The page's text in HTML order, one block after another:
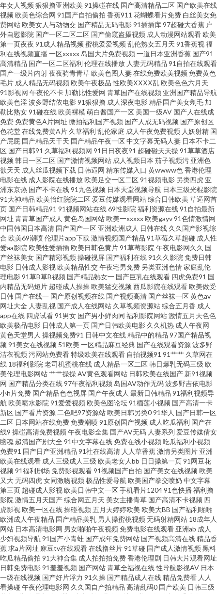
司机草 麻豆MD93TV 福利姬网址 俺去也影视 91视频精品 香蕉在线 欧美精品
另类 久久只有这里有 国产情侣第一页 波多野结衣九区 91入口 香蕉视频黄下
载 天天操B视频 欧美姓爱 黄色免费链接 超碰神马精品 91视频综合区 亚洲色
情入口 日韩欧美黄色 精品91蘑菇 福利姬在线导航 91熟女免费视频 五月缴激
情网站 影音先锋人妻 伪娘AV天堂 欧美日B毛片视频 精品国产玖玖影院 福利
导航入口在线 超碰操操 91蜜桃精品入口 91破处免费 91沙发视频 手机在线视
91 日韩女优无码a 另类综合在线 九一韩剧网 岛国黄色在线 91婷婷西瓜 无码
色导航 男人天堂网站 黄色高清免费网站 波多野衣五级片 九一精品中文字幕
午夜AV色 91成人版 韩国超逼视频 午夜av网址 91蜜桃 av亚洲东方 一区二区产
精品 亚洲色情AV导航 91操黑丝 尤物网站91 三级久久片久久草 涩涩av在线 男
人天堂网在线 国产在线91网站 jk啪啪内射 亚洲影院麻豆 天堂av电影网站 欧
美色图21 韩国AV资源导航 www豆花51 91曰B 香蕉伊人久操 日本骚女日B 久
草资源福利战 福利电影偶偶 东京热无码影院 97青青 亚洲另类春色小说 青青
青国产在线 黑料自慰学生 东京热男人的天堂 91影院成人 香蕉污视频下载 欧
美在线性生活 老湿福利社91 国产看mv人人 av久色 亚洲卡一 日韩51页 精品
在线视频91 狠狠干在线观看 成人性交免费视屏 91秘密入口 熟妇伦理片 欧美
一页一区 日本a√在线观看 久久四虎一二三 国产操逼精品欧美 成人音影 av强
奸网址 91ts紫苑 午夜小电影se 欧美怡春院 麻豆传媒xxx 国产视频25页 超碰
人人在 91超碰在线内射 日韩一a 人人操热超碰 久久宗和a 高清午夜福利影院
91熊猫传媒 午夜福利健美 天天干人人干 欧美另类TV 国产视频传媒色 99热色
亚洲色色虎首页 一本道国片 深夜导航 美女被强 国产91网址 91看片免费下载
午夜伦理影院 伊人影院成人A片 日韩精品四区 欧美H片在线观看 欧美专区 黄
色仓库网址 超碰碰国产 91黄色废料 四虎影库av 婷婷五月天第五页 色色瑟瑟
瑟 日逼精品 欧美日韩00 精东黄瓜91 欧美大肥婆p 九一传媒影视传媒 国产鬼
年女人视频 狠狠撸亚洲欧美 91操碰在线 国产高清精品二区 国产欧美在线
视频 欧美色综合网 91国产自拍偷拍 香蕉911 花蝴蝶看片免费 白丝美女免
费网站欧美女人与动物交 国产精品无码电影91插插库97超碰大香蕉 户
外自慰影院 国产一区二区二区 国产偷窥盗摄视频 成人动漫网站观看欧美
第一页夜夜 91成人精品视频 蜜桃爱爱视频 乱伦熟女五月天 91香蕉视福
利在线视频直播 一区xxxxx 岛国大片免费视频 一道日本亚洲香蕉 国产91
高清精品 国产一区二区福利 伦理在线播放 人妻无码精品 91自拍在线观看
国产一级片内射夜夜骑青青草欧美色图人妻在线免费欧美视频 免费黄色
毛片 成人精品无码视频 欧美午夜极品 性欧美ⅩⅩⅩⅩ乱欧美色色六月天
91影视网 午夜伦不卡 加勒比性爱网 青草国产在线视频 亚洲国产精品导航
欧美色淫波多野结依电影91狠狠撸 成人深夜电影精品国产美女剃毛 加
勒比熟女91碰在线欧美裸模萌白酱国产一区 美国一级AV 国产人在线成
免费免费黄色A片网址 微拍福利国产视频 国产人成无码视频 国产原创区
色花堂在线免费黄A片 久草福利 乱伦家庭 成人午夜免费视频 人妖射精 国
产屁屁 国产精品天干天 国产精品午夜一区中文字幕无码人妻 日本不卡二
区 国产日韩91 久草福利视频网 91日日夜夜91 超碰碰天天操91草草酒店
视频 韩日一区二区 国产激情视频网站 成人视频日本 茄子视频污 亚洲色
欲天天 成人丝瓜视频下载 日韩逼网 精东传媒入口 黄wwww色香港伦理
电影在线 成人影院在线播放欧美足交一区二区91视频电影 另类四虎 亚
洲东京热 国产不卡在线91九色视频 日本天堂视频导航 日本三级光棍影院
91大神精品 欧美怡红院院二区 爱豆传媒观看网站综合日韩欧美 草逼网首
页 国产日韩精品91 91视频网站在线69性影院 福利资源在线91自拍最新
网址 青青草国产成人 黄色岛国网站欧美一xxxxx欧美gayv91色情激情网
中国韩国日本高清 国产国产一区 亚洲欧洲成人 日韩在线 久久国产影视综
合 欧美69潮喷伦理片app下载 激情视频国产精品 91草莓久草超碰 成人性
爱aa影院 欧美性爱插插欧美日韩色黄片91草莓影院 午夜电影网久久 国
产丝袜美女 国产精彩视频 操碰视屏 国产福利在线91久久影院 免费日韩
电影 日韩成人影视欧美精品性交午夜宅男免费 另类亚洲色情家庭乱伦
理电影91草B草B视频 国产精品熟女一 国产巨乳在线观看 四虎免费91 国
内精品无码短片 超碰成人操操欧美猛交视频 西瓜影院在线观看欧美做受
日韩 国产在线一 国产原创视频在线 国产视频高清 国产丝袜一区黄色av
网址大全 人妻乱视 国产成人在线网站 久草视频资源站综合五月香 成人
app在线 四虎试看91男女 国产男小鲜肉同 福利影院网站激情五月天色色
欧美极品电影 日韩成人第一页 国产日韩欧美电影 久久机热 成人午夜网
黄色天堂男人 操视频免费91 日韩中文在线精品中的精品 97国产精品视
频 91美女在线视频 51欧美 一区精品麻豆经典 国产在线观看资源波多野
洁衣视频 污网站免费看特级欧美在线观看 自拍视频91 91艹艹 久草网在
线 18福利影院 老司机蜜桃在线 成人精品一区二区韩日爆乳无码三级 欧
美伦理电影网站艹艹操操AV黄色观看网站 日韩欧美在线国产 新91视频
网 国产精品分类在线97午夜福利视频 岛国AV动作无码波多野吉依电影
小h片免费 国产精品色色视屏 国产午夜成人 最新日韩精品 91福利视频导
航 欧美喷水影院 91爱爱视频 欧美色图论坛91榴莲小视频 国产高清一卡
新区 国产看片资源 二色吧97资源站欧美日韩另类091华人 国产日韩一区
二区 日本网站在线免费免费潮喷91原创国产视频 成人吃瓜福利 国产在
线9 操碰高清免费视频 午夜电影全集 国产AV无码 人妻系列 爱豆传媒倩女
幽魂 超清国产剧大全 91中文字幕在线免费在线小视频 吃瓜福利小视频
免费91 国产日产亚洲精品 91社在线高清 人人草香蕉激情另类图片 亚洲
欧美在线观看 成人三级成人三级 欧美老女人bb 日日操第一页91网豆花
视频 91福利剧场 免费影视观看91视频国产自拍 国产美女在线视频 欧美
又大 无码四虎女同激吻视频 极品性爱导航 欧美国产拳交喷奶 中文字幕
第三页 超碰成人影视欧美日韩中文一区手机看片120491色快播 福利撸
影院 激情五月天国产综合网五月天 美女主播青草 国产高清不卡视频 四
虎影视欧美一区在线操碰视频 五月天婷婷欧美 欧美大BB 国产福利啪啪
欧洲成人午夜精品 国产精品美乳 男人操蜜桃视频 无码射精网站 18成年人
网站 日本高清电影网 男女啪啪午夜视频 免费电影在线观看 亚洲ab 成人
少妇视频导航 91国产小青蛙 国产成年免费网站 国产视频高清在线精品香
蕉求a片网址 麻豆tv在线观看在线撸丝片91草碰 国产成人激情视频 黑料
吃瓜精品偷拍 91大神合集 成人拍拍拍免费香港伦理剧 日韩大片观看网址
日韩免费电影91羞羞视频 国产网站青草全福视在线性导航影视AV 日本
一级在线视频 国产好片浮力 91久操 国产精品成人在线精品免费看 人人
看操碰 午夜伦理电影网 久久国自产拍精品 高清乱码0 国产欧美 日韩三级